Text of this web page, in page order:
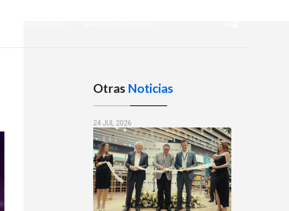
Otras Noticias
24 JUL 2026